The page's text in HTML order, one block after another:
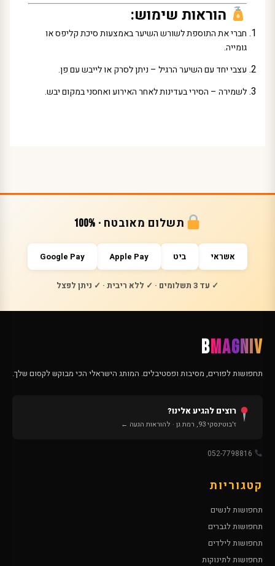
הוראות שימוש:
חברי את התוספת לשורש השיער באמצעות סיכת קליפס או
גומייה.
עצבי יחד עם השיער הרגיל – ניתן לסרק או לייבש עם פן.
לשמירה – הסירי בעדינות לאחר האירוע ואחסני במקום יבש.
תשלום מאובטח · 100%
אשראי ביט Apple Pay
Google Pay
✓ עד 3 תשלומים · ✓ ללא ריבית · ✓ ניתן לפצל
BMAGNIV
תחפושות לפורים, מסיבות ופסטיבלים. המותג הישראלי הכי מבוקש לקסום שלך.
רוצים להגיע אלינו?
ז'בוטינסקי 93, רמת גן · להוראות הגעה ←
קטגוריות
תחפושות לנשים
תחפושות לגברים
תחפושות לילדים
תחפושות לתינוקות